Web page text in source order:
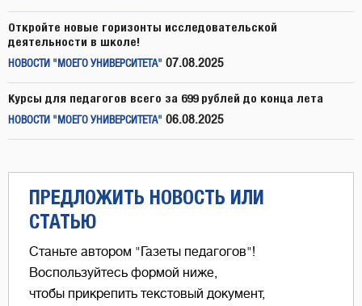
Откройте новые горизонты исследовательской
деятельности в школе!
НОВОСТИ "МОЕГО УНИВЕРСИТЕТА" 07.08.2025
Курсы для педагогов всего за 699 рублей до конца лета
НОВОСТИ "МОЕГО УНИВЕРСИТЕТА" 06.08.2025
ПРЕДЛОЖИТЬ НОВОСТЬ ИЛИ
СТАТЬЮ
Станьте автором "Газеты педагогов"!
Воспользуйтесь формой ниже,
чтобы прикрепить текстовый документ,